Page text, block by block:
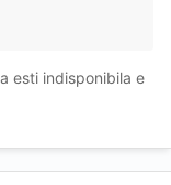
esti indisponibila e